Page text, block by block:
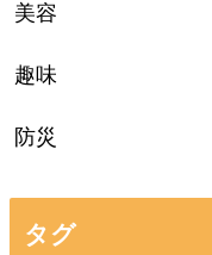
美容
趣味
防災
タグ